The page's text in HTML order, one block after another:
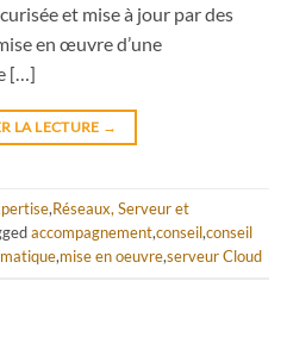
et mise à jour par des
en œuvre d’une
[…]
LA LECTURE →
,Réseaux, Serveur et
accompagnement,conseil,conseil
,mise en oeuvre,serveur Cloud